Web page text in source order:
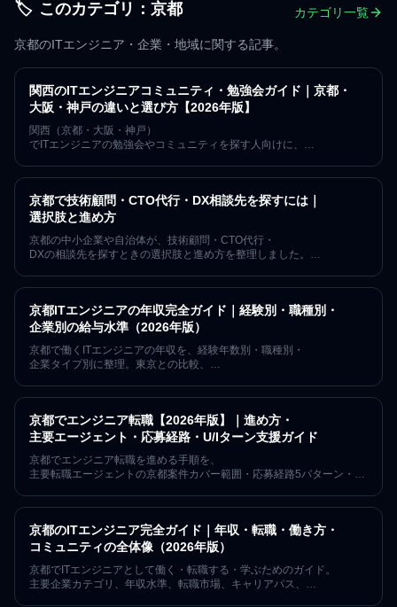
🏷️ このカテゴリ： 京都 カテゴリ一覧
京都のITエンジニア・企業・地域に関する記事。
関西のITエンジニアコミュニティ・勉強会ガイド｜京都・
大阪・神戸の違いと選び方【2026年版】
関西（京都・大阪・神戸）
でITエンジニアの勉強会やコミュニティを探す人向けに、
京都で技術顧問・CTO代行・DX相談先を探すには｜
選択肢と進め方
京都の中小企業や自治体が、技術顧問・CTO代行・
DXの相談先を探すときの選択肢と進め方を整理しました。
とその運営会社Netsujo株式会社の関係も明記します。
京都ITエンジニアの年収完全ガイド｜経験別・職種別・
企業別の給与水準（2026年版）
京都で働くITエンジニアの年収を、経験年数別・職種別・
企業タイプ別に整理。東京との比較、
京都でエンジニア転職【2026年版】｜進め方・
主要エージェント・応募経路・U/Iターン支援ガイド
京都でエンジニア転職を進める手順を、
主要転職エージェントの京都案件カバー範囲・応募経路5パターン・
職種別の年収相場や京都のIT企業一覧は関連の専門記事に譲り、
本記事は転職の実務手順に絞ります。京都ITエンジニアコミュニティ
619名超の運営実績の視点でご案内します。
京都のITエンジニア完全ガイド｜年収・転職・働き方・
コミュニティの全体像（2026年版）
京都でITエンジニアとして働く・転職する・学ぶためのガイド。
主要企業カテゴリ、年収水準、転職市場、キャリアパス、